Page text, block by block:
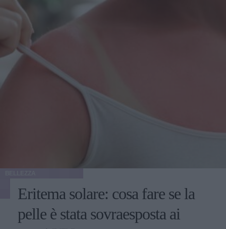
Eritema solare: cosa fare se la
pelle è stata sovraesposta ai